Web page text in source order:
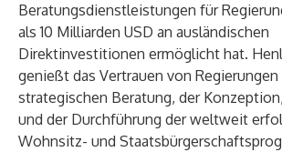
Beratungsdienstleistungen für
als 10 Milliarden USD an ausländischen
Direktinvestitionen ermöglicht hat.
genießt das Vertrauen von Regierungen
strategischen Beratung, der
und der Durchführung der weltweit
Wohnsitz- und